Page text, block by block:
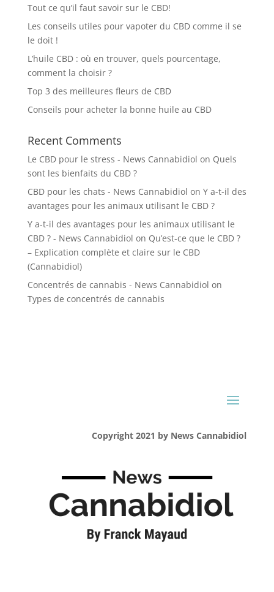
Tout ce qu’il faut savoir sur le CBD!
Les conseils utiles pour vapoter du CBD comme il se
le doit !
L’huile CBD : où en trouver, quels pourcentage,
comment la choisir ?
Top 3 des meilleures fleurs de CBD
Conseils pour acheter la bonne huile au CBD
Recent Comments
Le CBD pour le stress - News Cannabidiol on Quels
sont les bienfaits du CBD ?
CBD pour les chats - News Cannabidiol on Y a-t-il des
avantages pour les animaux utilisant le CBD ?
Y a-t-il des avantages pour les animaux utilisant le
CBD ? - News Cannabidiol on Qu’est-ce que le CBD ?
– Explication complète et claire sur le CBD
(Cannabidiol)
Concentrés de cannabis - News Cannabidiol on
Types de concentrés de cannabis
Copyright 2021 by News Cannabidiol